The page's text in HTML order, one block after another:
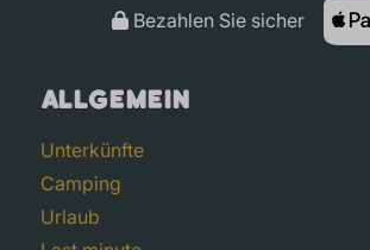
Bezahlen Sie sicher
Allgemein
Unterkünfte
Camping
Urlaub